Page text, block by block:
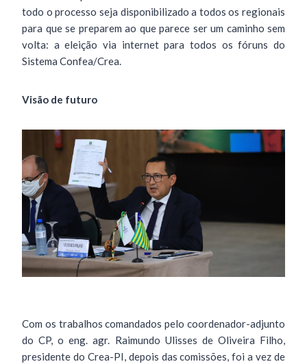
todo o processo seja disponibilizado a todos os regionais
para que se preparem ao que parece ser um caminho sem
volta: a eleição via internet para todos os fóruns do
Sistema Confea/Crea.
Visão de futuro
Com os trabalhos comandados pelo coordenador-adjunto
do CP, o eng. agr. Raimundo Ulisses de Oliveira Filho,
presidente do Crea-PI, depois das comissões, foi a vez de